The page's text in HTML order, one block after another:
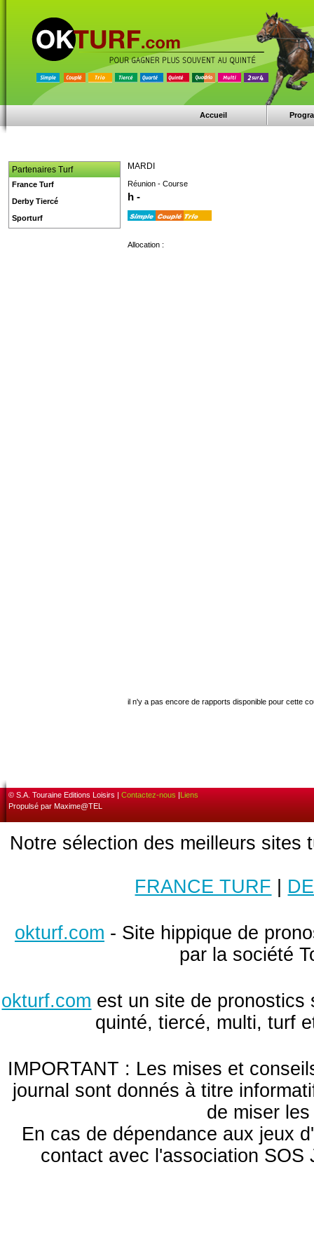
Accueil
MARDI
Réunion - Course
h -
Allocation :
il n'y a pas encore de rapports disponible pour cette
Partenaires Turf
France Turf
Derby Tiercé
Sporturf
© S.A. Touraine Editions Loisirs | Contactez-nous |Liens
Propulsé par Maxime@TEL
Notre sélection des meilleurs sites
FRANCE TURF
okturf.com - Site hippique de
par la société
okturf.com est un site de pronostics
quinté, tiercé, multi, turf
IMPORTANT : Les mises et
journal sont donnés à titre
de miser
En cas de dépendance aux jeux
contact avec l'association